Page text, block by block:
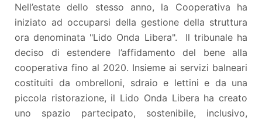
Nell’estate dello stesso anno, la Cooperativa ha
iniziato ad occuparsi della gestione della struttura
ora denominata "Lido Onda Libera". Il tribunale ha
deciso di estendere l’affidamento del bene alla
cooperativa fino al 2020. Insieme ai servizi balneari
costituiti da ombrelloni, sdraio e lettini e da una
piccola ristorazione, il Lido Onda Libera ha creato
uno spazio partecipato, sostenibile, inclusivo,